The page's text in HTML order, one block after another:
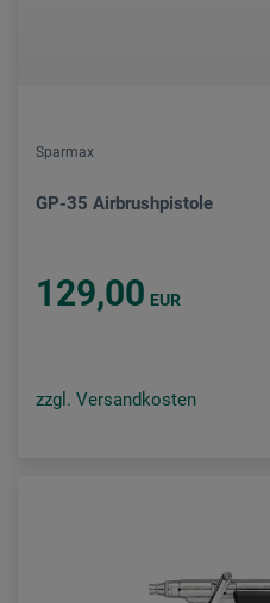
Sparmax
GP-35 Airbrushpistole
129,00 EUR
zzgl. Versandkosten